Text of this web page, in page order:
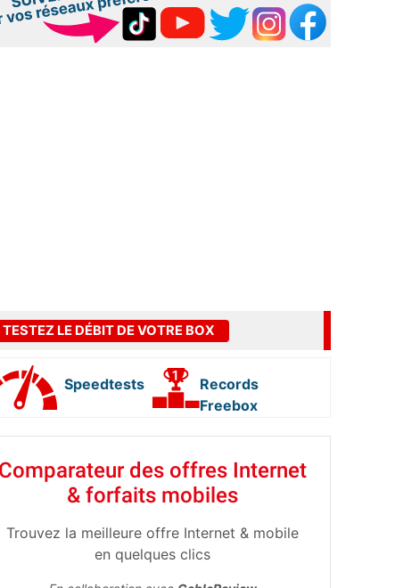
TESTEZ LE DÉBIT DE VOTRE BOX
Speedtests
Records
Freebox
Comparateur des offres Internet
& forfaits mobiles
Trouvez la meilleure offre Internet & mobile
en quelques clics